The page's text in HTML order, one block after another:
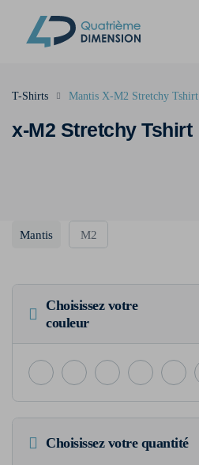
x-M2 Stretchy Tshirt
T-Shirts Mantis X-M2 Stretchy Tshirt
Mantis M2
Choisissez votre
couleur
Choisissez votre quantité